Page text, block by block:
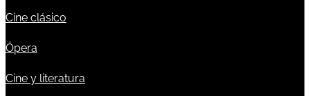
Cine clásico
Ópera
Cine y literatura